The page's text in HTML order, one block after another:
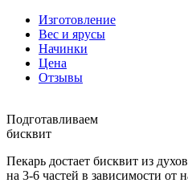
Изготовление
Вес и ярусы
Начинки
Цена
Отзывы
Подготавливаем
бисквит
Пекарь достает бисквит из
на 3-6 частей в зависимости от